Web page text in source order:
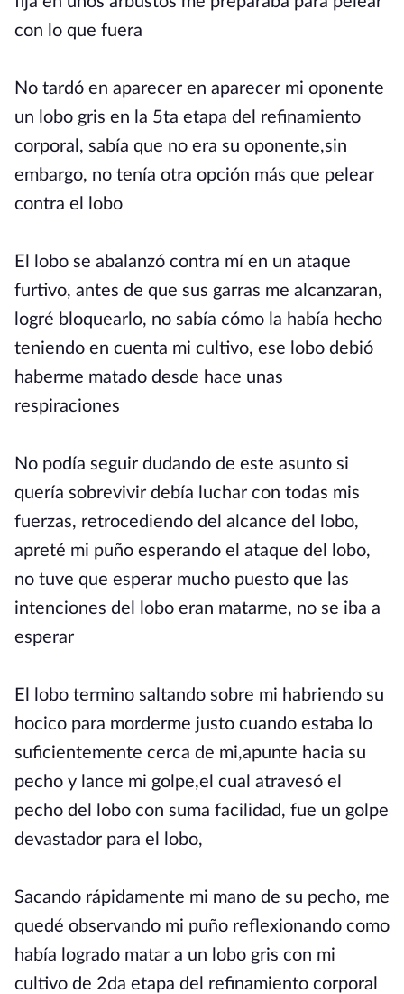
con lo que fuera
No tardó en aparecer en aparecer mi oponente
un lobo gris en la 5ta etapa del refinamiento
corporal, sabía que no era su oponente,sin
embargo, no tenía otra opción más que pelear
contra el lobo
El lobo se abalanzó contra mí en un ataque
furtivo, antes de que sus garras me alcanzaran,
logré bloquearlo, no sabía cómo la había hecho
teniendo en cuenta mi cultivo, ese lobo debió
haberme matado desde hace unas
respiraciones
No podía seguir dudando de este asunto si
quería sobrevivir debía luchar con todas mis
fuerzas, retrocediendo del alcance del lobo,
apreté mi puño esperando el ataque del lobo,
no tuve que esperar mucho puesto que las
intenciones del lobo eran matarme, no se iba a
esperar
El lobo termino saltando sobre mi habriendo su
hocico para morderme justo cuando estaba lo
suficientemente cerca de mi,apunte hacia su
pecho y lance mi golpe,el cual atravesó el
pecho del lobo con suma facilidad, fue un golpe
devastador para el lobo,
Sacando rápidamente mi mano de su pecho, me
quedé observando mi puño reflexionando como
había logrado matar a un lobo gris con mi
cultivo de 2da etapa del refinamiento corporal